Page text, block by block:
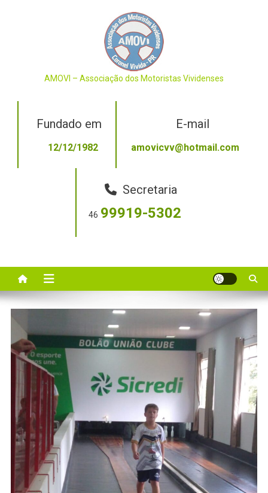
AMOVI – Associação dos Motoristas Vividenses
Fundado em
12/12/1982
E-mail
amovicvv@hotmail.com
Secretaria
46 99919-5302